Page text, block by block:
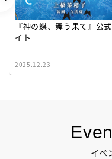
イベ
『神の蝶、舞う果て』公
イト
2025.12.23